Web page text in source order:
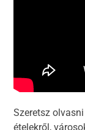
Szeretsz
ételekről,